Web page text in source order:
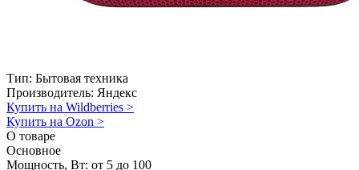
Тип: Бытовая техника
Производитель: Яндекс
Купить на Wildberries >
Купить на Ozon >
О товаре
Основное
Мощность, Вт: от 5 до 100